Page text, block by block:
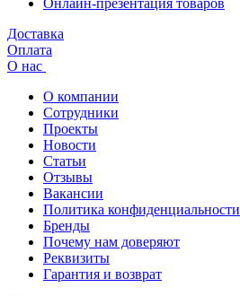
Онлайн-презентация товаров
Доставка
Оплата
О нас
О компании
Сотрудники
Проекты
Новости
Статьи
Отзывы
Вакансии
Политика конфиденциальности
Бренды
Почему нам доверяют
Реквизиты
Гарантия и возврат